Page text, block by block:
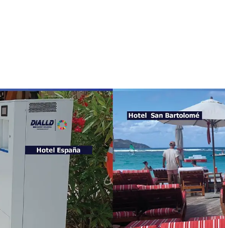
Rellena el formulario